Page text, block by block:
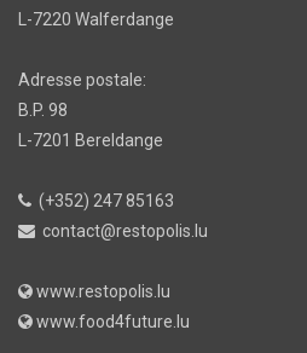
L-7220 Walferdange
Adresse postale:
B.P. 98
L-7201 Bereldange
(+352) 247 85163
contact@restopolis.lu
www.restopolis.lu
www.food4future.lu